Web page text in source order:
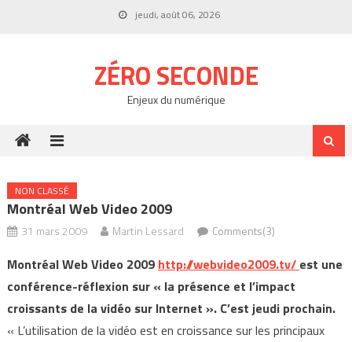
jeudi, août 06, 2026
ZÉRO SECONDE
Enjeux du numérique
NON CLASSÉ
Montréal Web Video 2009
31 mars 2009 Martin Lessard Comments(3)
Montréal Web Video 2009 http://webvideo2009.tv/ est une
conférence-réflexion sur « la présence et l’impact
croissants de la vidéo sur Internet ». C’est jeudi prochain.
« L’utilisation de la vidéo est en croissance sur les principaux